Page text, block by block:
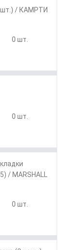
шт.) / КАМРТИ
0 шт.
0 шт.
/ MARSHALL
0 шт.